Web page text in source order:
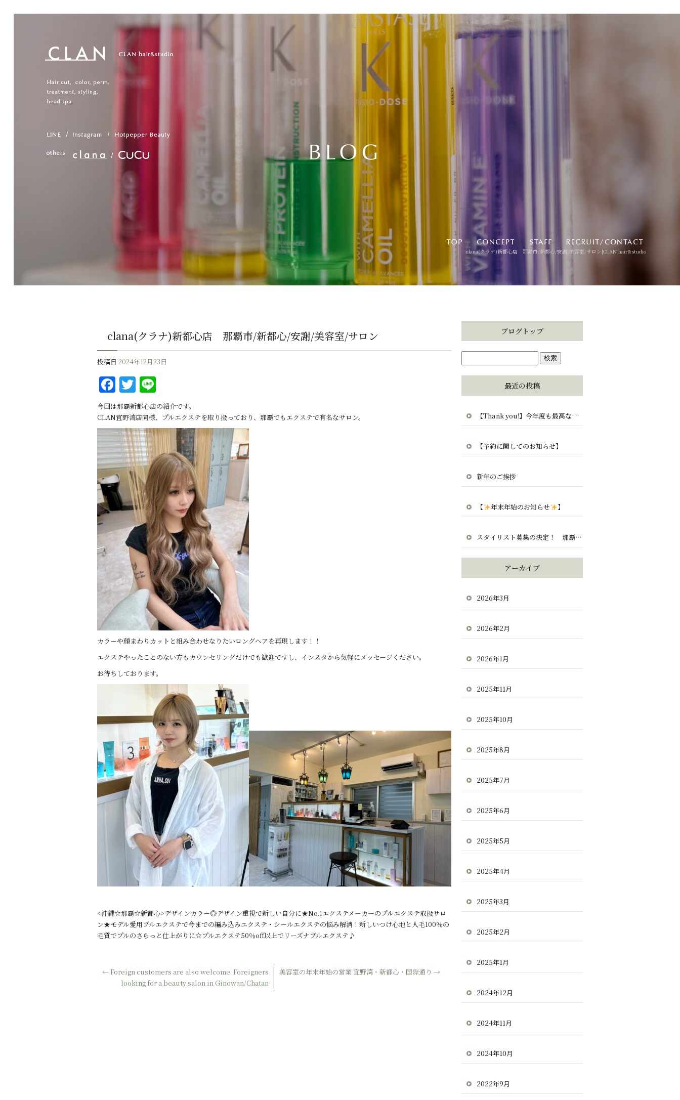
clana(クラナ)新都心店 那覇市/新都心/安謝/美容室/サロン|CLAN hair&studio
clana(クラナ)新都心店 那覇市/新都心/安謝/美容室/サロン
投稿日 2024年12月23日
F
a
c
e
b
o
o
k
T
w
it
te
r
n
e
今回は那覇新都心店の紹介です。
CLAN宜野湾店同様、プルエクステを取り扱っており、那覇でもエクステで有名なサロン。
カラーや顔まわりカットと組み合わせなりたいロングヘアを再現します！！
エクステやったことのない方もカウンセリングだけでも歓迎ですし、インスタから気軽にメッセージください。
お待ちしております。
<沖縄☆那覇☆新都心>デザインカラー◎デザイン重視で新しい自分に★No.1エクステメーカーのプルエクステ取扱サロ
ン★モデル愛用プルエクステで今までの編み込みエクステ・シールエクステの悩み解消！新しいつけ心地と人毛100％の
毛質でプルのさらっと仕上がりに☆プルエクステ50％off以上でリーズナブルエクステ♪
←Foreign customers are also welcome. Foreigners
looking for a beauty salon in Ginowan/Chatan
美容室の年末年始の営業 宜野湾・新都心・国際通り →
ブログトップ
最近の投稿
【Thank you!】今年度も最高な毎日をありがとう。CLAN・clana・CUCUから愛を込めて。
【予約に関してのお知らせ】
新年のご挨拶
【 年末年始のお知らせ 】
スタイリスト募集の決定！ 那覇 宜野湾 北谷 求人 正社員 業務委託
アーカイブ
2026年3月
2026年2月
2026年1月
2025年11月
2025年10月
2025年8月
2025年7月
2025年6月
2025年5月
2025年4月
2025年3月
2025年2月
2025年1月
2024年12月
2024年11月
2024年10月
2022年9月